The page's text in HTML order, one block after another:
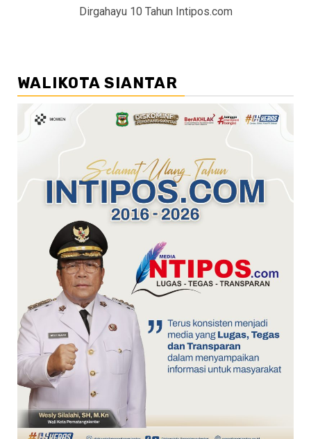
Dirgahayu 10 Tahun Intipos.com
WALIKOTA SIANTAR